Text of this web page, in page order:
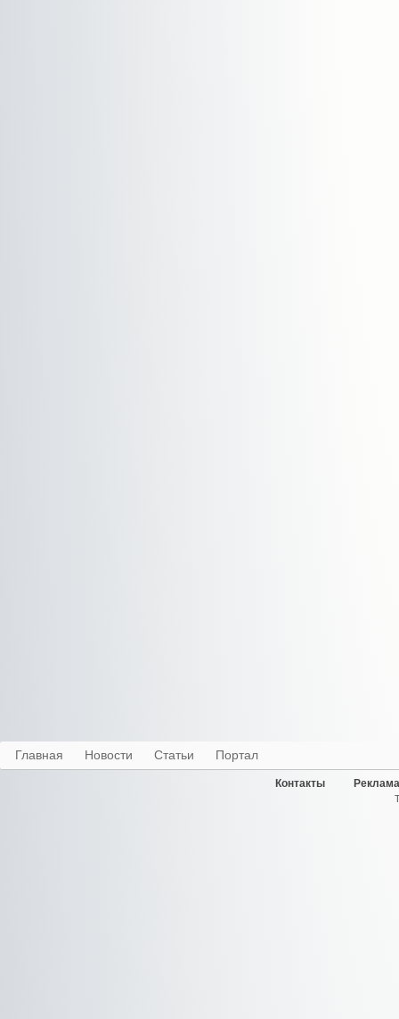
Главная Новости Статьи Портал
Контакты